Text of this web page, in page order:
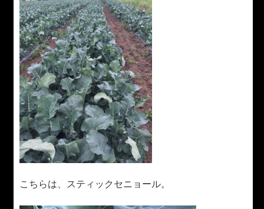
こちらは、スティックセニョール。